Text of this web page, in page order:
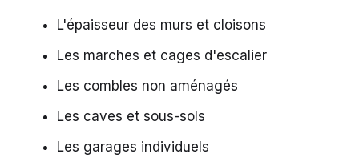
L'épaisseur des murs et cloisons
Les marches et cages d'escalier
Les combles non aménagés
Les caves et sous-sols
Les garages individuels